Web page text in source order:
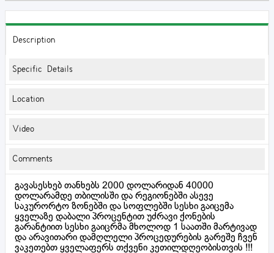
Description
Specific Details
Location
Video
Comments
გავასესხებ თანხებს 2000 დოლარიდან 40000
დოლარამდე თბილისში და რეგიონებში ასევე
საკურორტო ზონებში და სოფლებში სესხი გაიცემა
ყველაზე დაბალი პროცენტით უძრავი ქონების
გარანტიით სესხი გაიცრმა მხოლოდ 1 საათში მარტივად
და არავითარი დამღლელი პროცედურების გარეშე ჩვენ
ვაკეთებთ ყველაფერს თქვენი კეთილდღეობისთვის !!!